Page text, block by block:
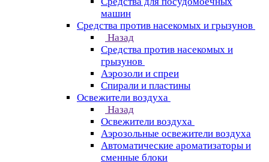
машин
Средства против насекомых и грызунов
Назад
Средства против насекомых и
грызунов
Аэрозоли и спреи
Спирали и пластины
Освежители воздуха
Назад
Освежители воздуха
Аэрозольные освежители воздуха
Автоматические ароматизаторы и
сменные блоки